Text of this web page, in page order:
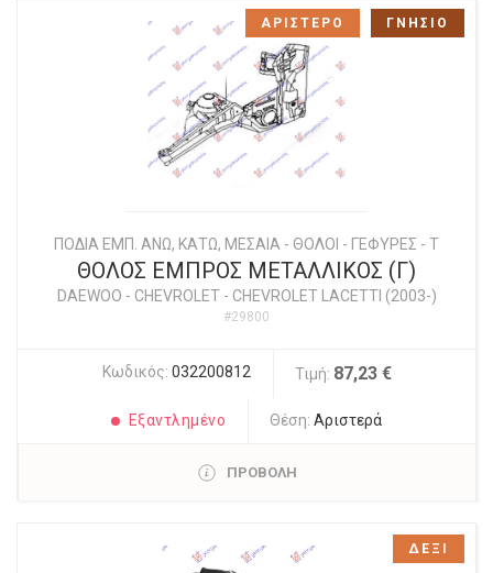
ΠΟΔΙΑ ΕΜΠ. ΑΝΩ, ΚΑΤΩ, ΜΕΣΑΙΑ - ΘΟΛΟΙ - ΓΕΦΥΡΕΣ - Τ
ΘΟΛΟΣ ΕΜΠΡΟΣ ΜΕΤΑΛΛΙΚΟΣ (Γ)
DAEWOO - CHEVROLET- CHEVROLET LACETTI (2003-)
#29800
Κωδικός: 032200812 Τιμή: 87,23 €
Εξαντλημένο Θέση:Αριστερά
ΠΡΟΒΟΛΗ
ΑΡΙΣΤΕΡΟ ΓΝΗΣΙΟ
ΔΕΞΙ